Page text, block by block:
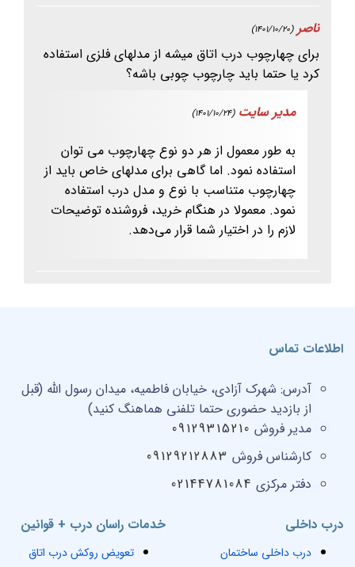
ناصر (1401/10/20)
برای چهارچوب درب اتاق میشه از مدلهای فلزی استفاده
کرد یا حتما باید چارچوب چوبی باشه؟
مدیر سایت (1401/10/24)
به طور معمول از هر دو نوع چهارچوب می توان
استفاده نمود. اما گاهی برای مدلهای خاص باید از
چهارچوب متناسب با نوع و مدل درب استفاده
نمود. معمولا در هنگام خرید، فروشنده توضیحات
لازم را در اختیار شما قرار می‎‌دهد.
خدمات راسان درب + قوانین
تعویض روکش درب اتاق
درب داخلی
درب داخلی ساختمان
اطلاعات تماس
آدرس: شهرک آزادی، خیابان فاطمیه، میدان رسول الله (قبل
از بازدید حضوری حتما تلفنی هماهنگ کنید)
مدیر فروش 09129315210
کارشناس فروش 09129212883
دفتر مرکزی 02144781084